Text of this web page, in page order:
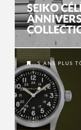
SEIKO
5 ANS PLUS